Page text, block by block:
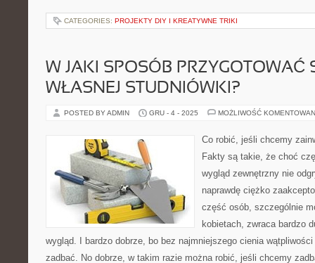
CATEGORIES: PROJEKTY DIY I KREATYWNE TRIKI
W JAKI SPOSÓB PRZYGOTOWAĆ
WŁASNEJ STUDNIÓWKI?
POSTED BY ADMIN GRU - 4 - 2025 MOŻLIWOŚĆ
Co robić, jeśli chcemy
Fakty są takie, że choć
wygląd zewnętrzny nie
naprawdę ciężko
część osób, szczególnie
kobietach, zwraca bardzo
wygląd. I bardzo dobrze, bo bez najmniejszego cienia wątpliwości
zadbać. No dobrze, w takim razie można robić, jeśli chcemy